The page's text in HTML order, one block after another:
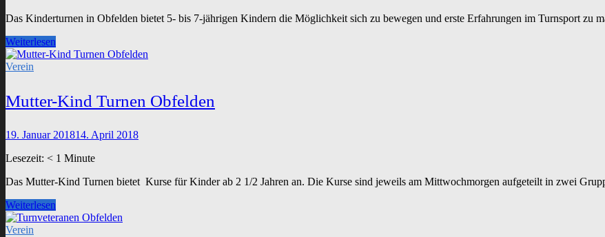
Das Kinderturnen in Obfelden bietet 5- bis 7-jährigen Kindern die Möglichkeit sich zu bewegen und erste Erfahrungen im Turnsport zu
Kinderturnen
Obfelden
Weiterlesen
Verein
Mutter-Kind Turnen Obfelden
19. Januar 201814. April 2018
Lesezeit: < 1 Minute
Das Mutter-Kind Turnen bietet Kurse für Kinder ab 2 1/2 Jahren an. Die Kurse sind jeweils am Mittwochmorgen aufgeteilt in zwei
Mutter-
Kind
Turnen
Weiterlesen
Verein